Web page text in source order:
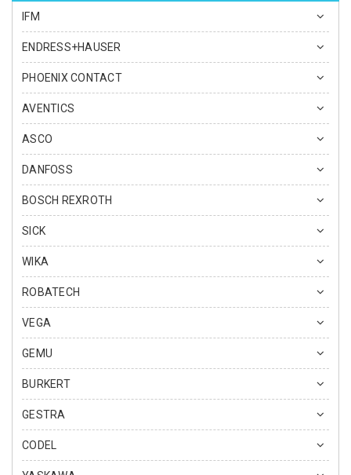
IFM
ENDRESS+HAUSER
PHOENIX CONTACT
AVENTICS
ASCO
DANFOSS
BOSCH REXROTH
SICK
WIKA
ROBATECH
VEGA
GEMU
BURKERT
GESTRA
CODEL